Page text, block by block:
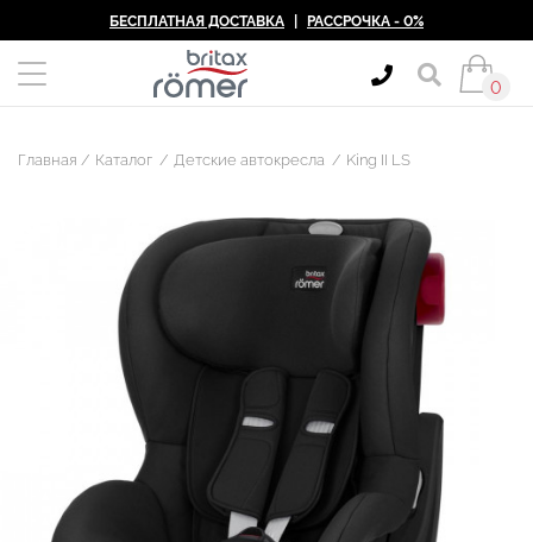
БЕСПЛАТНАЯ ДОСТАВКА | РАССРОЧКА - 0%
0
Главная Каталог Детские автокресла King II LS